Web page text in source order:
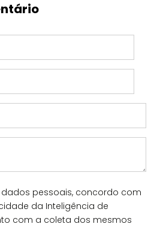
pessoais, concordo com
da Inteligência de
com a coleta dos mesmos